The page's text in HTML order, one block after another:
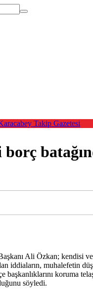
borç
Ali Özkan; kendisi
iddiaların, muhalefetin
başkanlıklarını koruma
söyledi.